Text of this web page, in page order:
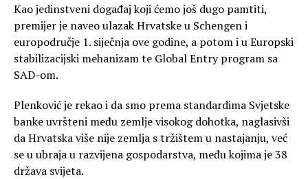
Kao jedinstveni događaj koji ćemo još dugo pamtiti,
premijer je naveo ulazak Hrvatske u Schengen i
europodručje 1. siječnja ove godine, a potom i u Europski
stabilizacijski mehanizam te Global Entry program sa
SAD-om.
Plenković je rekao i da smo prema standardima Svjetske
banke uvršteni među zemlje visokog dohotka, naglasivši
da Hrvatska više nije zemlja s tržištem u nastajanju, već
se u ubraja u razvijena gospodarstva, među kojima je 38
država svijeta.